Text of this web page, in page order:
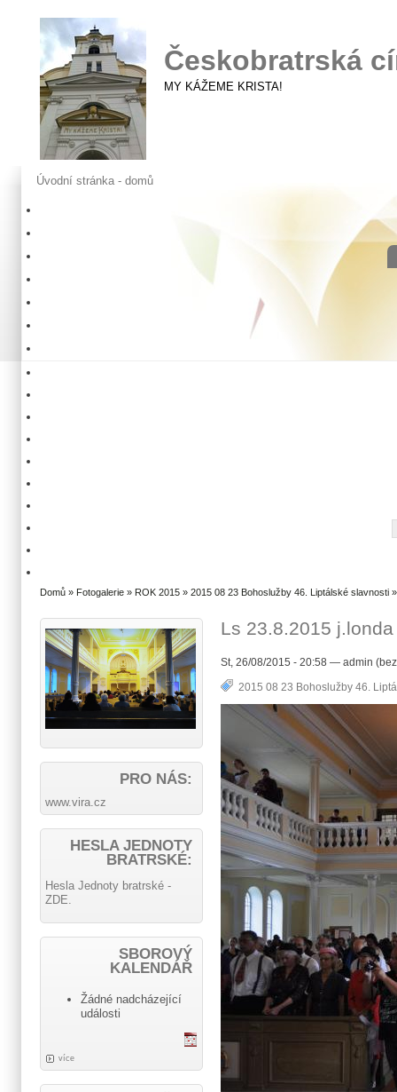
Českobratrská
MY KÁŽEME KRISTA!
Úvodní stránka - domů
Domů » Fotogalerie » ROK 2015 » 2015 08 23 Bohoslužby 46. Liptálské slavnosti
Ls 23.8.2015
St, 26/08/2015 - 20:58 — admin
2015 08 23 Bohoslužby 46.
PRO NÁS:
www.vira.cz
HESLA JEDNOTY
BRATRSKÉ:
Hesla Jednoty bratrské -
ZDE.
SBOROVÝ
KALENDÁŘ
Žádné nadcházející
události
více